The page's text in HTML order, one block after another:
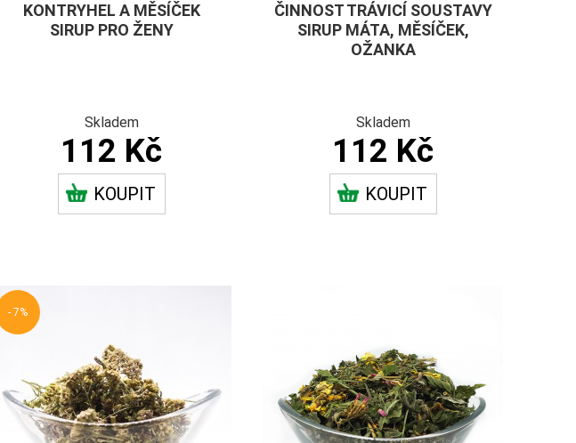
KONTRYHEL A MĚSÍČEK
SIRUP PRO ŽENY
Skladem
112 Kč
KOUPIT
ČINNOST TRÁVICÍ SOUSTAVY
SIRUP MÁTA, MĚSÍČEK,
OŽANKA
Skladem
112 Kč
KOUPIT
- 7%